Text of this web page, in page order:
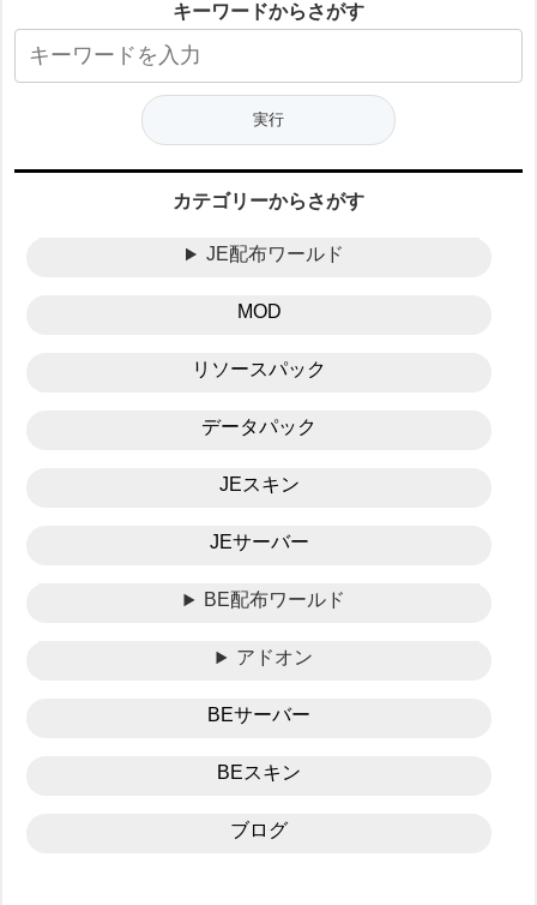
キーワードからさがす
カテゴリーからさがす
JE配布ワールド
MOD
リソースパック
データパック
JEスキン
JEサーバー
BE配布ワールド
アドオン
BEサーバー
BEスキン
ブログ